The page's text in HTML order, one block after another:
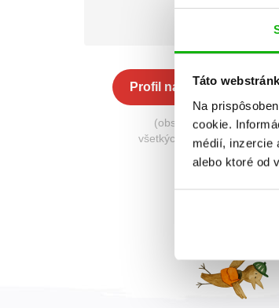
Táto
Na
cookie.
médií, inzercie
alebo ktoré od
Profil na Albatros Media
(obsahuje knihy zo
všetkých nakladateľstiev)